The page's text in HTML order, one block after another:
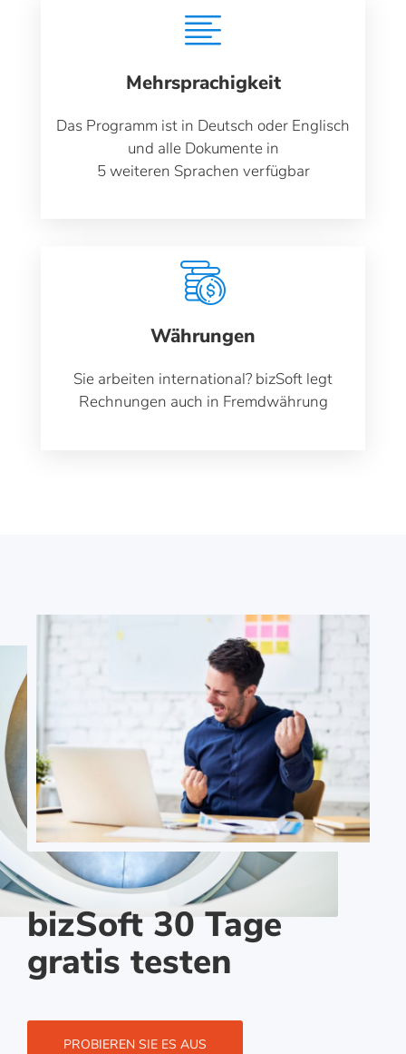
Mehrsprachigkeit
Das Programm ist in Deutsch oder Englisch
und alle Dokumente in
5 weiteren Sprachen verfügbar
Währungen
Sie arbeiten international? bizSoft legt
Rechnungen auch in Fremdwährung
bizSoft 30 Tage
gratis testen
PROBIEREN SIE ES AUS